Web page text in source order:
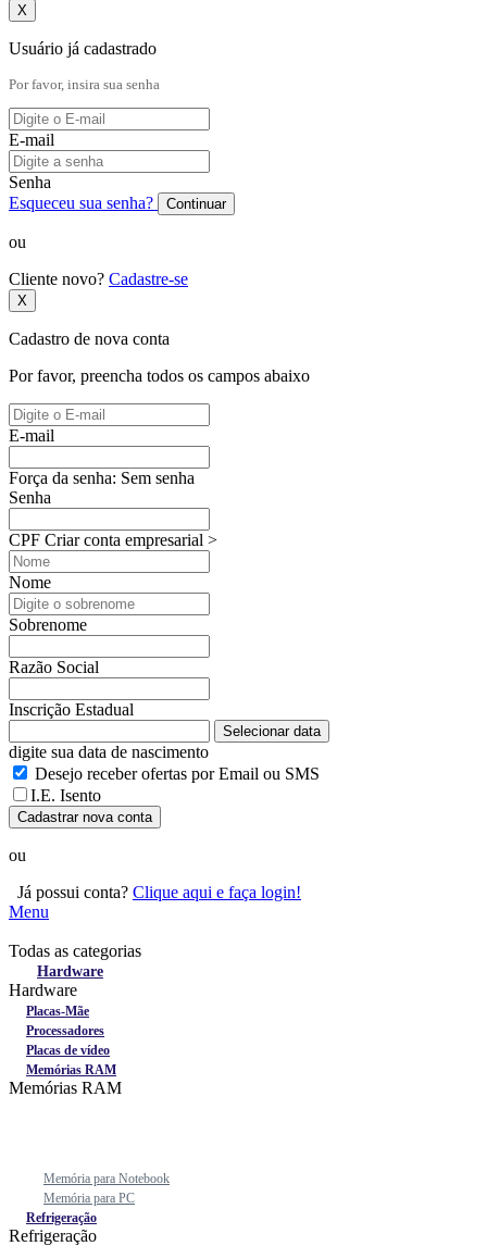
X
Usuário já cadastrado
Por favor, insira sua senha
E-mail
Senha
Esqueceu sua senha?
Continuar
ou
Cliente novo? Cadastre-se
X
Cadastro de nova conta
Por favor, preencha todos os campos abaixo
E-mail
Força da senha: Sem senha
Senha
CPF Criar conta empresarial >
Nome
Sobrenome
Razão Social
Inscrição Estadual
Selecionar data
digite sua data de nascimento
Desejo receber ofertas por Email ou SMS
I.E. Isento
Cadastrar nova conta
ou
Já possui conta? Clique aqui e faça login!
Menu
Todas as categorias
Hardware
Hardware
Placas-Mãe
Processadores
Placas de vídeo
Memórias RAM
Memórias RAM
Memória para Notebook
Memória para PC
Refrigeração
Refrigeração